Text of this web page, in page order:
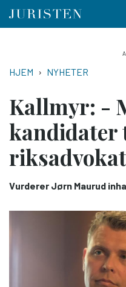
hovedinnhold
HJEM NYHETER
Kallmyr: -
Vurderer Jørn Maurud